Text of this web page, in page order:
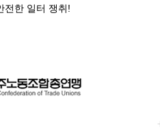
전한 일터 쟁취!